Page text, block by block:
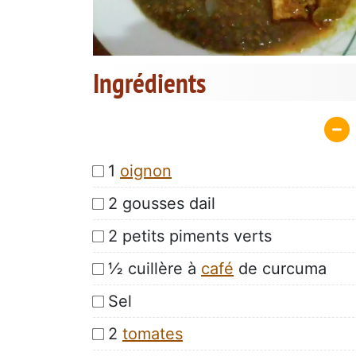
Ingrédients
1 oignon
2 gousses dail
2 petits piments verts
½ cuillère à café de curcuma
Sel
2 tomates